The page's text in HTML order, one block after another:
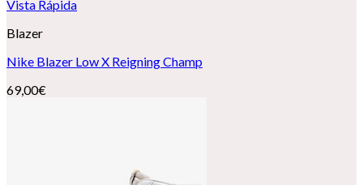
Vista Rápida
Blazer
Nike Blazer Low X Reigning Champ
69,00€